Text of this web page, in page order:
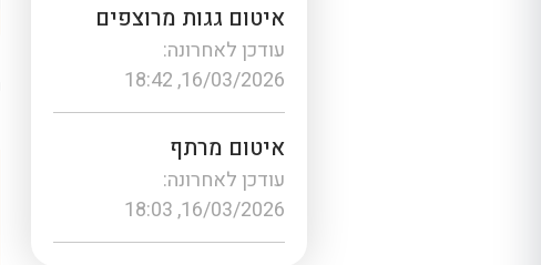
איטום גגות מרוצפים
עודכן לאחרונה:
16/03/2026, 18:42
איטום מרתף
עודכן לאחרונה:
16/03/2026, 18:03